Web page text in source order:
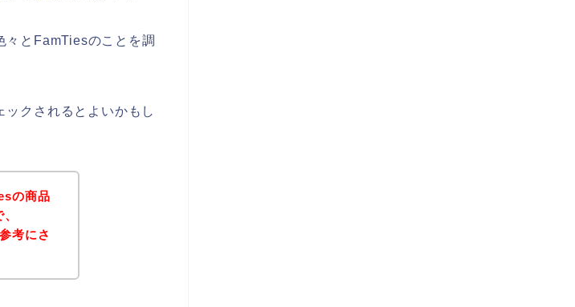
々とFamTiesのことを調
クされるとよいかもし
の商品
考にさ